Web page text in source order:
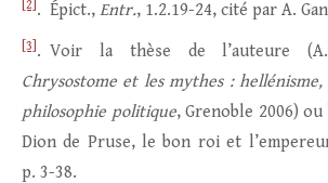
[2] . Épict., Entr., 1.2.19-24, cité par A.
[3] . Voir la thèse de l’auteure
Chrysostome et les mythes :
philosophie politique, Grenoble 2006)
Dion de Pruse, le bon roi et
p. 3-38.